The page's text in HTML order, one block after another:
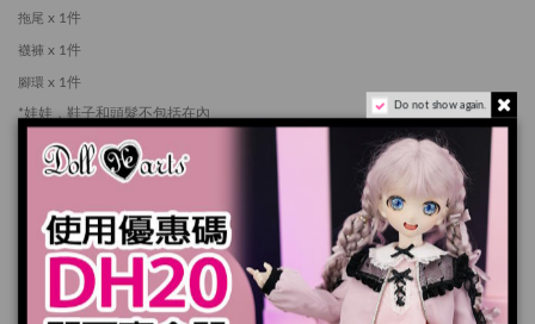
拖尾 x 1件
襪褲 x 1件
腳環 x 1件
*娃娃，鞋子和頭髮不包括在內
*產品實際顏色可能會跟顯示器上稍有差別
*長時間穿著深色商品，顔色有可能會染到娃娃本體身上。請小心留意。
加入購物車
Do not show again.